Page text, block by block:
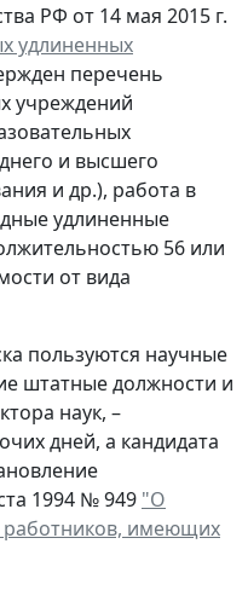
РФ от 14 мая 2015 г.
удлиненных
перечень
учреждений
и высшего
и др.), работа в
удлиненные
56 или
от вида
пользуются научные
штатные должности и
наук, –
дней, а кандидата
1994 № 949 "О
работников, имеющих